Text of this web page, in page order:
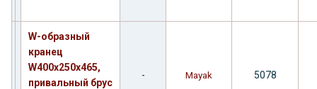
W-образный
кранец
W400х250х465,
привальный брус
- Mayak 5078